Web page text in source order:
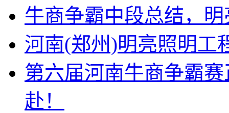
牛商争霸中段总结，
河南(郑州)明亮照明工
第六届河南牛商争霸
赴！